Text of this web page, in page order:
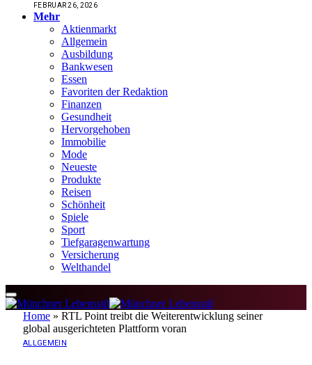
FEBRUAR 26, 2026
Mehr
Aktienmarkt
Allgemein
Ausbildung
Bankwesen
Essen
Favoriten der Redaktion
Finanzen
Gesundheit
Hervorgehoben
Immobilie
Mode
Neueste
Produkte
Reisen
Schönheit
Spiele
Sport
Tiefgaragenwartung
Versicherung
Welthandel
Home » RTL Point treibt die Weiterentwicklung seiner
global ausgerichteten Plattform voran
ALLGEMEIN